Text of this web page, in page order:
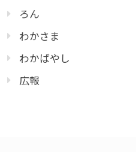
ろん
わかさま
わかばやし
広報